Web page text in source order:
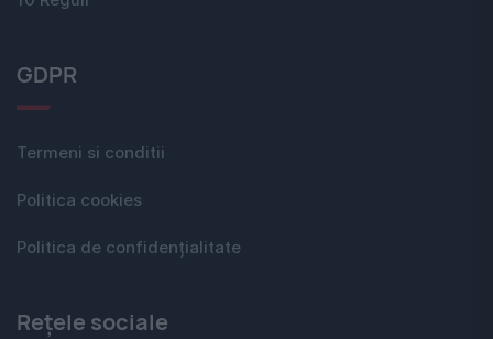
GDPR
Termeni si conditii
Politica cookies
Politica de confidențialitate
Rețele sociale